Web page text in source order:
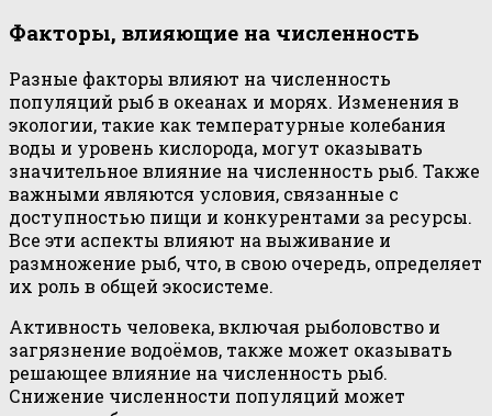
Факторы, влияющие на численность
Разные факторы влияют на численность
популяций рыб в океанах и морях. Изменения в
экологии, такие как температурные колебания
воды и уровень кислорода, могут оказывать
значительное влияние на численность рыб. Также
важными являются условия, связанные с
доступностью пищи и конкурентами за ресурсы.
Все эти аспекты влияют на выживание и
размножение рыб, что, в свою очередь, определяет
их роль в общей экосистеме.
Активность человека, включая рыболовство и
загрязнение водоёмов, также может оказывать
решающее влияние на численность рыб.
Снижение численности популяций может